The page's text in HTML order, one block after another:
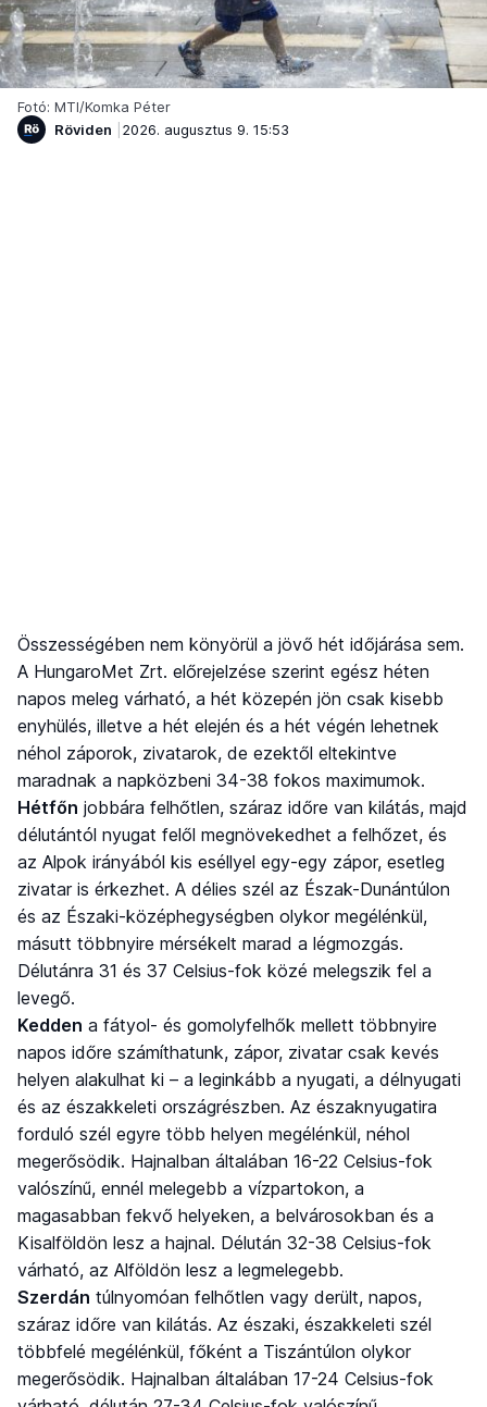
Fotó: MTI/Komka Péter
Röviden
2026. augusztus 9. 15:53
Összességében nem könyörül a jövő hét időjárása sem.
A HungaroMet Zrt. előrejelzése szerint egész héten
napos meleg várható, a hét közepén jön csak kisebb
enyhülés, illetve a hét elején és a hét végén lehetnek
néhol záporok, zivatarok, de ezektől eltekintve
maradnak a napközbeni 34-38 fokos maximumok.
Hétfőn jobbára felhőtlen, száraz időre van kilátás, majd
délutántól nyugat felől megnövekedhet a felhőzet, és
az Alpok irányából kis eséllyel egy-egy zápor, esetleg
zivatar is érkezhet. A délies szél az Észak-Dunántúlon
és az Északi-középhegységben olykor megélénkül,
másutt többnyire mérsékelt marad a légmozgás.
Délutánra 31 és 37 Celsius-fok közé melegszik fel a
levegő.
Kedden a fátyol- és gomolyfelhők mellett többnyire
napos időre számíthatunk, zápor, zivatar csak kevés
helyen alakulhat ki – a leginkább a nyugati, a délnyugati
és az északkeleti országrészben. Az északnyugatira
forduló szél egyre több helyen megélénkül, néhol
megerősödik. Hajnalban általában 16-22 Celsius-fok
valószínű, ennél melegebb a vízpartokon, a
magasabban fekvő helyeken, a belvárosokban és a
Kisalföldön lesz a hajnal. Délután 32-38 Celsius-fok
várható, az Alföldön lesz a legmelegebb.
Szerdán túlnyomóan felhőtlen vagy derült, napos,
száraz időre van kilátás. Az északi, északkeleti szél
többfelé megélénkül, főként a Tiszántúlon olykor
megerősödik. Hajnalban általában 17-24 Celsius-fok